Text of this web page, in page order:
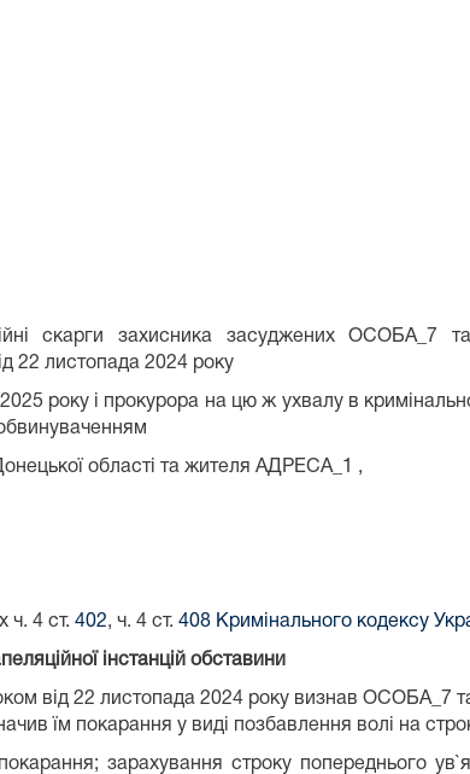
скарги захисника засуджених
22 листопада 2024 року
року і прокурора на цю ж ухвалу в
області та жителя АДРЕСА_1 ,
ч. 4 ст. 402, ч. 4 ст. 408 Кримінального кодексу
інстанцій обставини
від 22 листопада 2024 року визнав
їм покарання у виді позбавлення волі на
зарахування строку попереднього